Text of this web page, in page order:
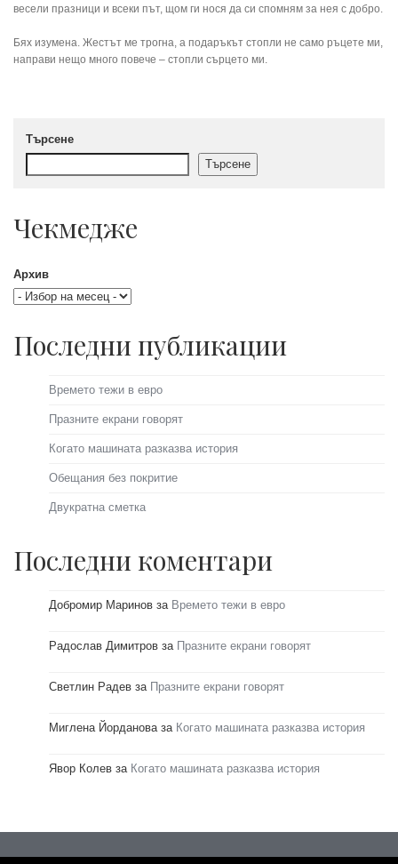
весели празници и всеки път, щом ги нося да си спомням за нея с добро.
Бях изумена. Жестът ме трогна, а подаръкът стопли не само ръцете ми,
направи нещо много повече – стопли сърцето ми.
Търсене
Търсене
Чекмедже
Архив
Последни публикации
Времето тежи в евро
Празните екрани говорят
Когато машината разказва история
Обещания без покритие
Двукратна сметка
Последни коментари
Добромир Маринов за Времето тежи в евро
Радослав Димитров за Празните екрани говорят
Светлин Радев за Празните екрани говорят
Миглена Йорданова за Когато машината разказва история
Явор Колев за Когато машината разказва история